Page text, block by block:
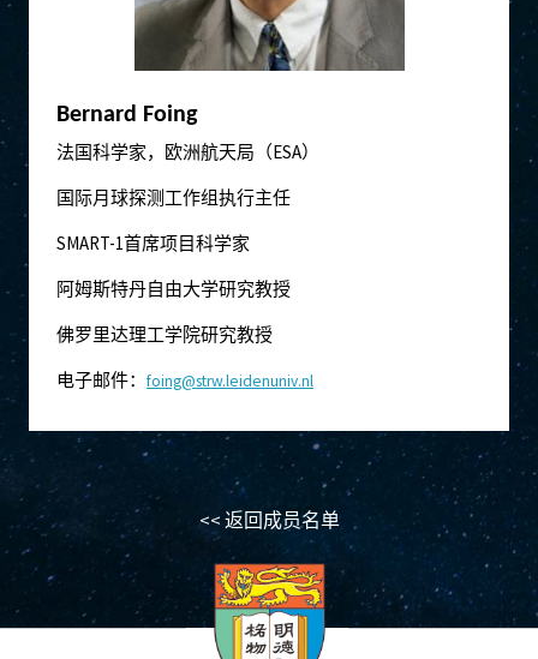
Bernard Foing
法国科学家，欧洲航天局（ESA）
国际月球探测工作组执行主任
SMART-1首席项目科学家
阿姆斯特丹自由大学研究教授
佛罗里达理工学院研究教授
电子邮件： foing@strw.leidenuniv.nl
<< 返回成员名单